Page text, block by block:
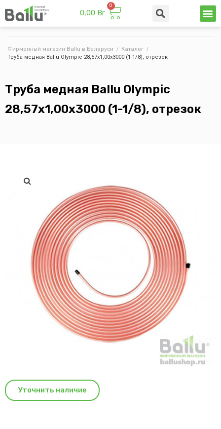
0,00 Br
Фирменный магазин Ballu в Беларуси / Каталог /
Труба медная Ballu Olympic 28,57х1,00х3000 (1-1/8), отрезок
Труба медная Ballu Olympic
28,57х1,00х3000 (1-1/8), отрезок
Уточнить наличие